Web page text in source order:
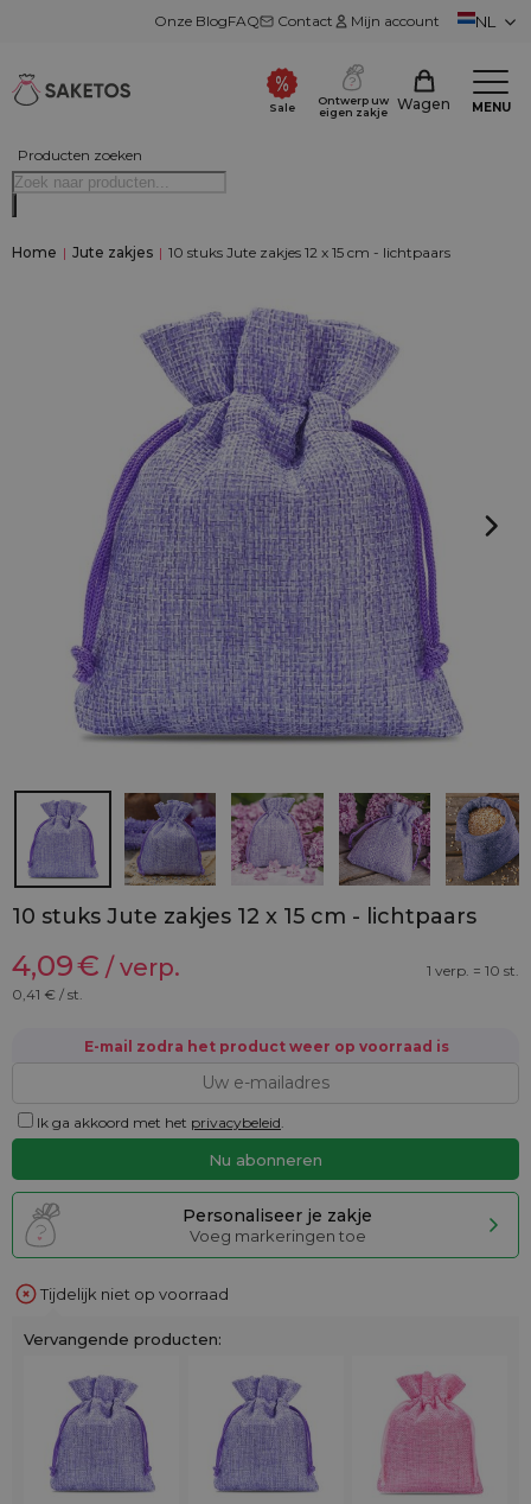
Onze BlogFAQ Contact Mijn account NL
Producten zoeken
Sale
Ontwerp uw
eigen zakje
Wagen MENU
Home | Jute zakjes | 10 stuks Jute zakjes 12 x 15 cm - lichtpaars
10 stuks Jute zakjes 12 x 15 cm - lichtpaars
4,09€ / verp.
1 verp. = 10 st.
0,41 € / st.
E-mail zodra het product weer op voorraad is
Ik ga akkoord met het privacybeleid.
Personaliseer je zakje
Voeg markeringen toe
Tijdelijk niet op voorraad
Vervangende producten: